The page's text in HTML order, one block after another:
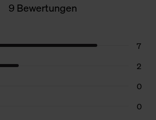
9 Bewertungen
7
2
0
0